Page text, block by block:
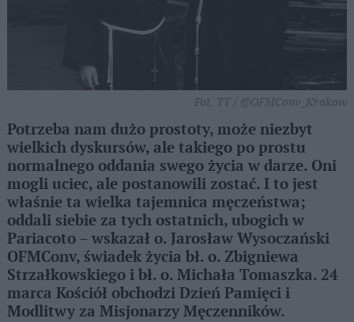
Fot. TT / @OFMConv_Krakow
Potrzeba nam dużo prostoty, może niezbyt
wielkich dyskursów, ale takiego po prostu
normalnego oddania swego życia w darze. Oni
mogli uciec, ale postanowili zostać. I to jest
właśnie ta wielka tajemnica męczeństwa;
oddali siebie za tych ostatnich, ubogich w
Pariacoto – wskazał o. Jarosław Wysoczański
OFMConv, świadek życia bł. o. Zbigniewa
Strzałkowskiego i bł. o. Michała Tomaszka. 24
marca Kościół obchodzi Dzień Pamięci i
Modlitwy za Misjonarzy Męczenników.